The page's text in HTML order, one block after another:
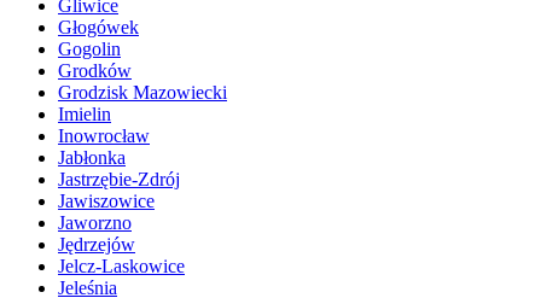
Gliwice
Głogówek
Gogolin
Grodków
Grodzisk Mazowiecki
Imielin
Inowrocław
Jabłonka
Jastrzębie-Zdrój
Jawiszowice
Jaworzno
Jędrzejów
Jelcz-Laskowice
Jeleśnia